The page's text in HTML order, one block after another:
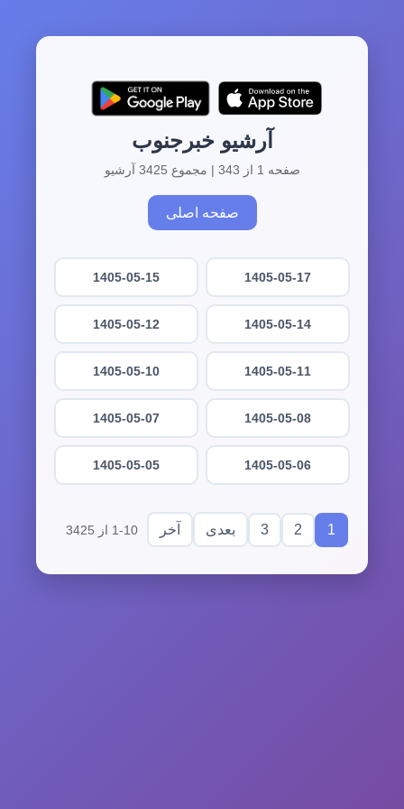
آرشیو خبرجنوب
صفحه 1 از 343 | مجموع 3425 آرشیو
صفحه اصلی
1405-05-17
1405-05-15
1405-05-14
1405-05-12
1405-05-11
1405-05-10
1405-05-08
1405-05-07
1405-05-06
1405-05-05
1
2
3 بعدی آخر 1-10 از 3425